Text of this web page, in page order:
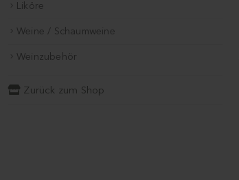
Liköre
Weine / Schaumweine
Weinzubehör
Zurück zum Shop